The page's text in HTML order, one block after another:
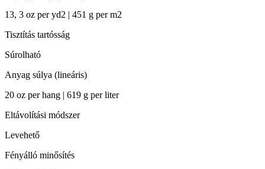
13, 3 oz per yd2 | 451 g per m2
Tisztítás tartósság
Súrolható
Anyag súlya (lineáris)
20 oz per hang | 619 g per liter
Eltávolítási módszer
Levehető
Fényálló minősítés